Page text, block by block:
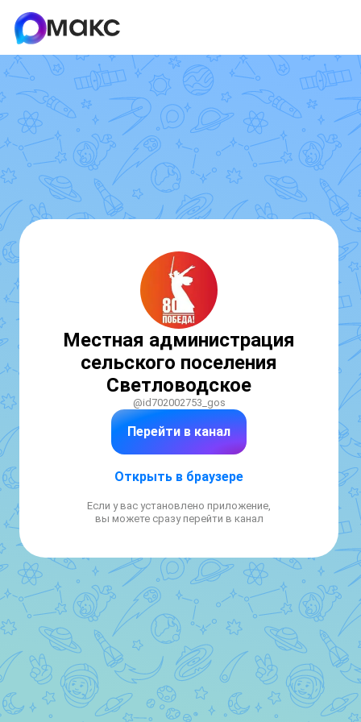
Местная администрация
сельского поселения
Светловодское
@id702002753_gos
Перейти в канал
Открыть в браузере
Если у вас установлено приложение,
вы можете сразу перейти в канал